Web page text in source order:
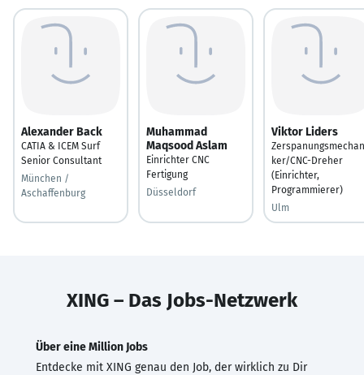
Alexander Back
CATIA & ICEM Surf
Senior Consultant
München /
Aschaffenburg
Muhammad
Maqsood Aslam
Einrichter CNC
Fertigung
Düsseldorf
Viktor Liders
ker/CNC-Dreher
(Einrichter,
Programmierer)
Ulm
XING – Das Jobs-Netzwerk
Über eine Million Jobs
Entdecke mit XING genau den Job, der wirklich zu Dir